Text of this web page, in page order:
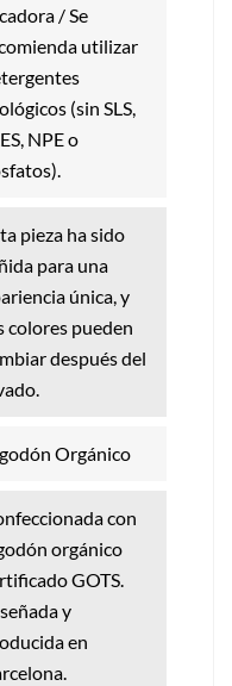
/ Se
utilizar
(sin SLS,
NPE o
pieza ha sido
para una
única, y
colores pueden
después del
Orgánico
con
orgánico
GOTS.
y
en